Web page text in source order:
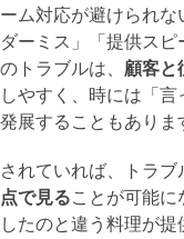
ム対応が避けられな
ーミス」「提供スピ
トラブルは、 顧客と
やすく、時には「言
展することもありま
れていれば、トラブ
で見ることが可能に
たのと違う料理が提